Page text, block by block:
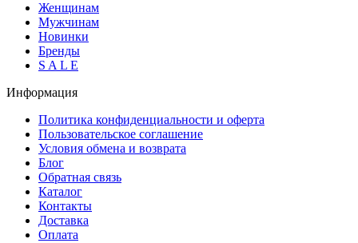
Женщинам
Мужчинам
Новинки
Бренды
S A L E
Информация
Политика конфиденциальности и оферта
Пользовательское соглашение
Условия обмена и возврата
Блог
Обратная связь
Каталог
Контакты
Доставка
Оплата